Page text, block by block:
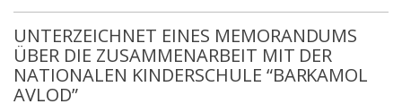
UNTERZEICHNET EINES MEMORANDUMS
ÜBER DIE ZUSAMMENARBEIT MIT DER
NATIONALEN KINDERSCHULE “BARKAMOL
AVLOD”